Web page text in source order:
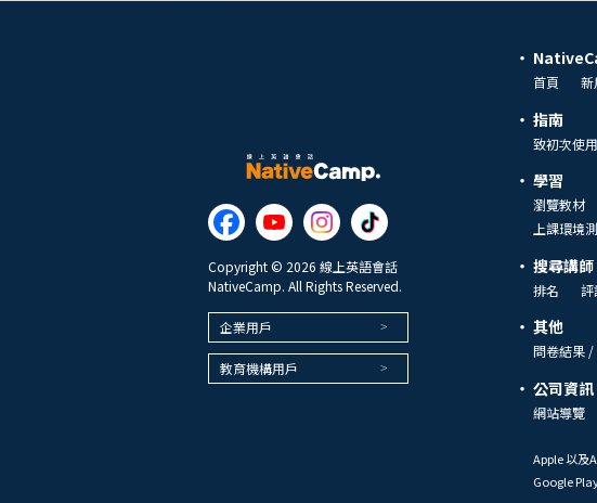
Copyright © 2026 線上英語會話
NativeCamp. All Rights Reserved.
企業用戶
教育機構用戶
首頁 新
指南
致初次使
學習
瀏覽教材
上課環境
搜尋講師
排名 評
其他
問卷結果
公司資訊
網站導覽
Apple 以及
Google